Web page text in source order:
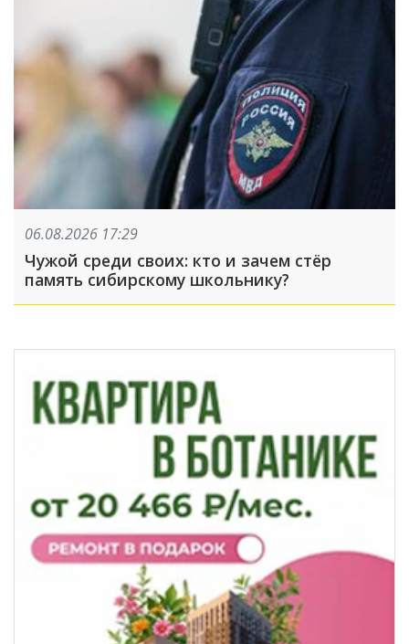
06.08.2026 17:29
Чужой среди своих: кто и зачем стёр
память сибирскому школьнику?